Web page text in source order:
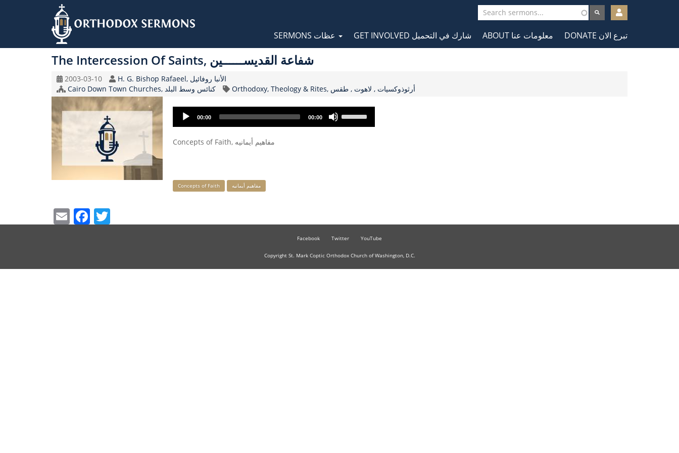
to
User
account
menu
Main GET INVOLVED شارك في التحميل ABOUT معلومات عنا DONATE تبرع الان
The Intercession Of Saints, شفاعة القديســــــين
Original
Record
Date
2003-03-10 Speaker
H. G. Bishop Rafaeel, الأنبا روفائيل
Church/Organization
Name
Cairo Down Town Churches, كنائس وسط البلد Topic Orthodoxy, Theology & Rites, أرثوذوكسيات , لاهوت , طقس
Audio
Player
00:00 00:00
Up/Down
Concepts of Faith, مفاهيم أيمانيه
Keywords Concepts of Faith مفاهيم أيمانيه
EmailFacebook
Facebook Twitter YouTube
Copyright St. Mark Coptic Orthodox Church of Washington, D.C.